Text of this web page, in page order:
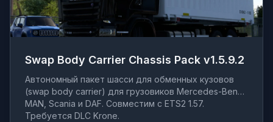
Swap Body Carrier Chassis Pack v1.5.9.2
Автономный пакет шасси для обменных кузовов
(swap body carrier) для грузовиков Mercedes-Benz,
MAN, Scania и DAF. Совместим с ETS2 1.57.
Требуется DLC Krone.